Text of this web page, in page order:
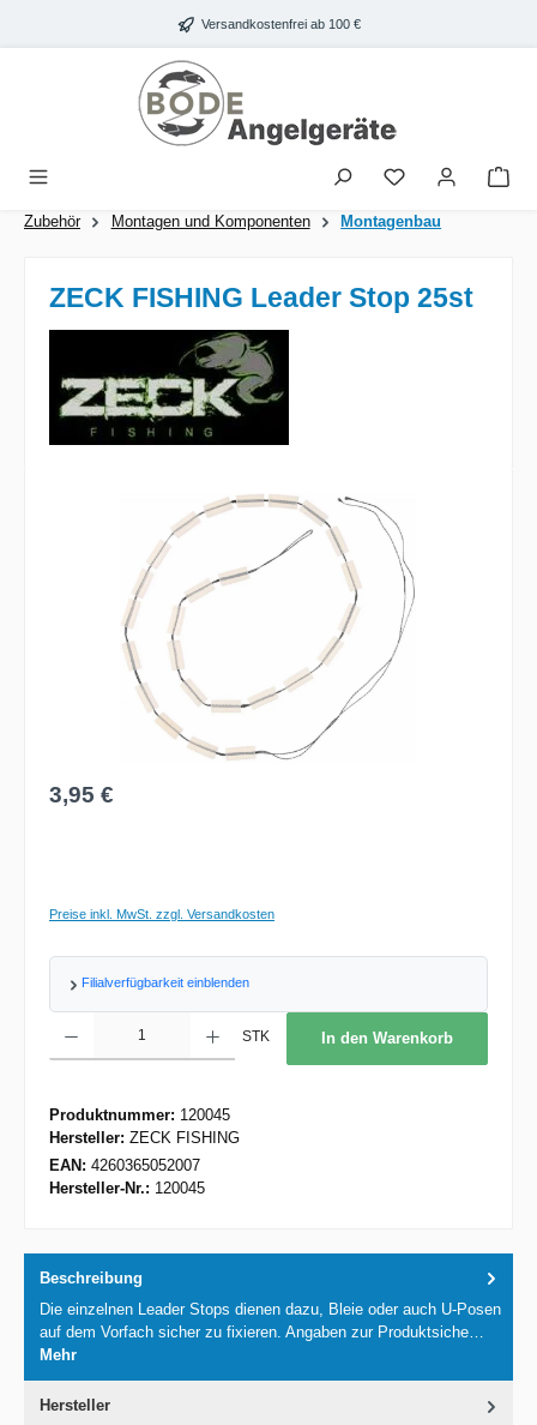
Zum Hauptinhalt springen Versandkostenfrei ab 100 €
Zubehör Montagen und Komponenten Montagenbau
ZECK FISHING Leader Stop 25st
Bildergalerie überspringen
Regulärer Preis:
3,95 €
Preise inkl. MwSt. zzgl. Versandkosten
Filialverfügbarkeit einblenden
STK In den Warenkorb
Produktnummer: 120045
Hersteller: ZECK FISHING
EAN: 4260365052007
Hersteller-Nr.: 120045
Beschreibung
Die einzelnen Leader Stops dienen dazu, Bleie oder auch U-Posen
auf dem Vorfach sicher zu fixieren. Angaben zur Produktsiche…
Mehr
Hersteller